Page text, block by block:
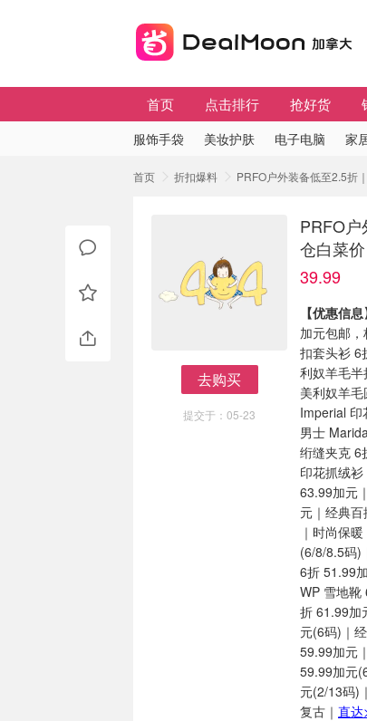
首页 点击排行 抢好货
服饰手袋 美妆护肤 电子电脑 家
首页 折扣爆料 PRFO户外装备低至2.5折
去购买
提交于：05-23
PRFO
仓白菜价
39.99
【优惠信息
加元包邮
扣套头衫 6
利奴羊毛半
美利奴羊
Imperial 印
男士
绗缝夹克 6
印花抓绒
63.99加元
元｜经典百
｜时尚保暖
(6/8/8.5码)
6折 51.99
WP 雪地靴
折 61.99加
元(6码)｜
59.99加元
59.99加元
元(2/13码)
复古｜ 直达